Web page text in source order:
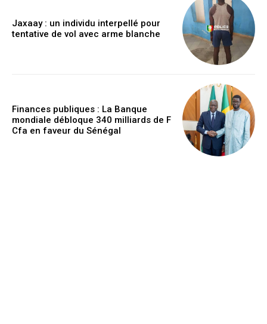
Jaxaay : un individu interpellé pour
tentative de vol avec arme blanche
Finances publiques : La Banque
mondiale débloque 340 milliards de F
Cfa en faveur du Sénégal